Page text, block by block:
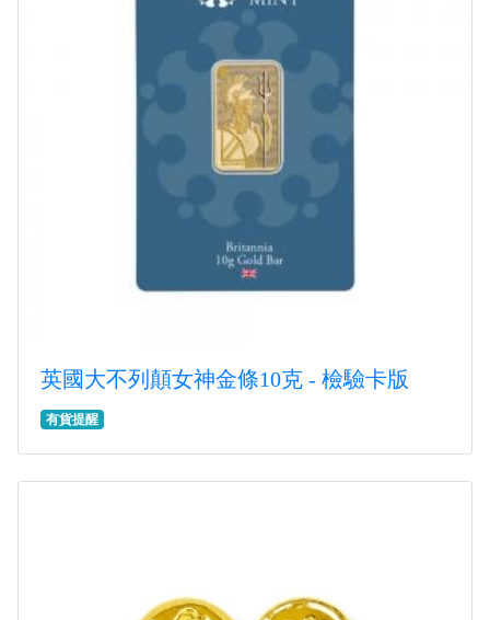
英國大不列顛女神金條10克 - 檢驗卡版
有貨提醒